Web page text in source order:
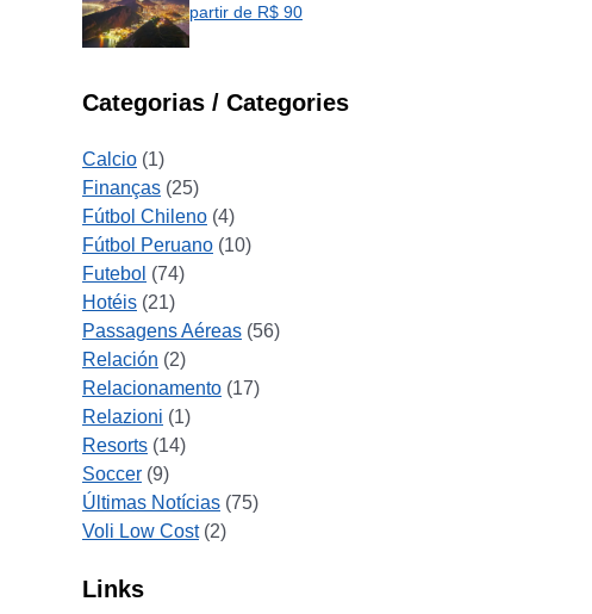
partir de R$ 90
Categorias / Categories
Calcio (1)
Finanças (25)
Fútbol Chileno (4)
Fútbol Peruano (10)
Futebol (74)
Hotéis (21)
Passagens Aéreas (56)
Relación (2)
Relacionamento (17)
Relazioni (1)
Resorts (14)
Soccer (9)
Últimas Notícias (75)
Voli Low Cost(2)
Links